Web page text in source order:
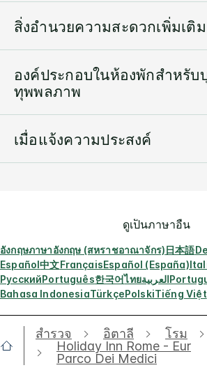
สิ่งอำนวยความสะดวกเพิ่มเติม
องค์ประกอบในห้องพักสำหรับ
ทุพพลภาพ
เมื่อแจ้งความประสงค์
ดูเป็นภาษาอื่น
อังกฤษภาษาอังกฤษ (สหราชอาณาจักร)日本語
Español中文FrançaisEspañol (España)
РусскийPortuguês한국어ไทยالعربية
Bahasa IndonesiaTürkçePolskiTiếng Việt
สำรวจ อิตาลี โรม
Holiday Inn Rome - Eur
Parco Dei Medici